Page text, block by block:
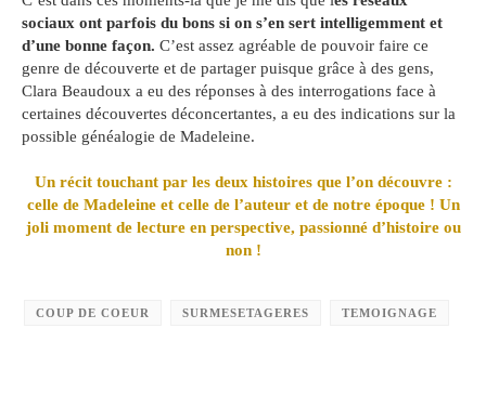
sociaux ont parfois du bons si on s’en sert intelligemment et
d’une bonne façon. C’est assez agréable de pouvoir faire ce
genre de découverte et de partager puisque grâce à des gens,
Clara Beaudoux a eu des réponses à des interrogations face à
certaines découvertes déconcertantes, a eu des indications sur la
possible généalogie de Madeleine.
Un récit touchant par les deux histoires que l’on découvre :
celle de Madeleine et celle de l’auteur et de notre époque ! Un
joli moment de lecture en perspective, passionné d’histoire ou
non !
COUP DE COEUR SURMESETAGERES TEMOIGNAGE